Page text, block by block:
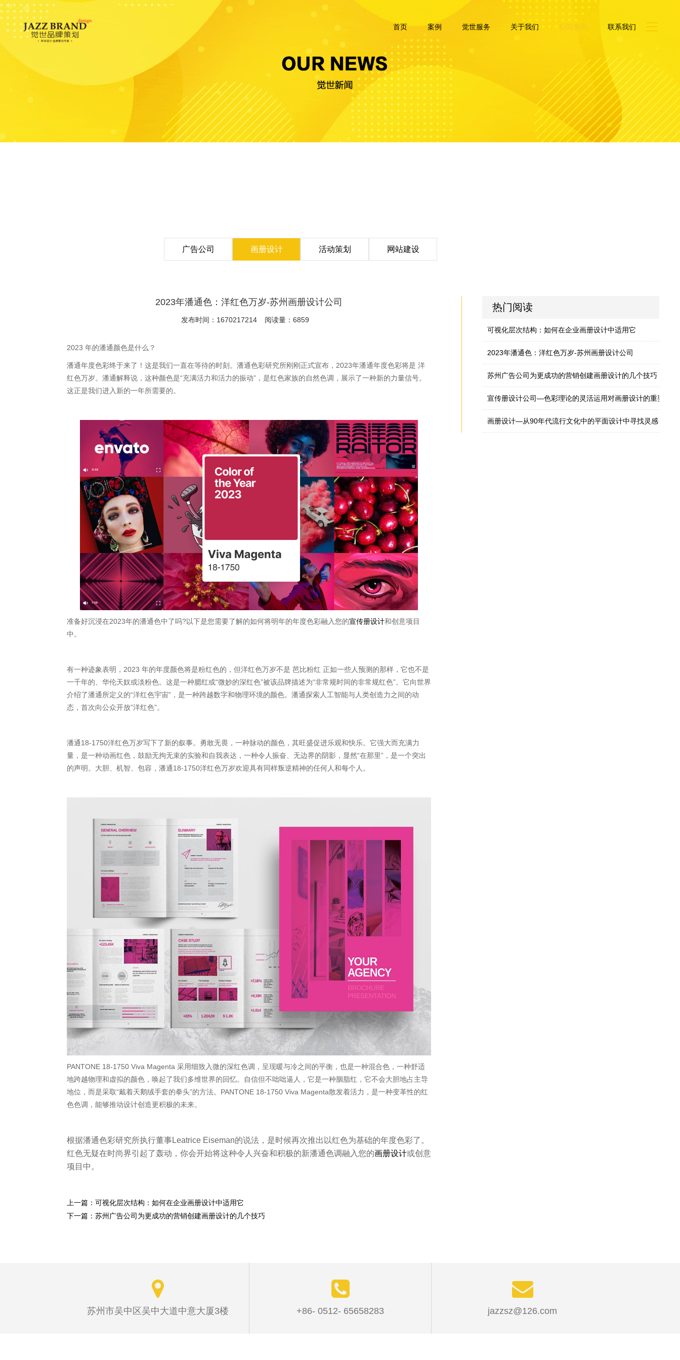
首页 案例 觉世服务 关于我们 新闻资讯 联系我们
广告公司 画册设计 活动策划 网站建设
2023年潘通色：洋红色万岁-苏州画册设计公司
发布时间：1670217214 阅读量：6859
2023 年的潘通颜色是什么？
潘通年度色彩终于来了！这是我们一直在等待的时刻。潘通色彩研究所刚刚正式宣布，2023年潘通年度色彩将是 洋
红色万岁。潘通解释说，这种颜色是“充满活力和活力的振动”，是红色家族的自然色调，展示了一种新的力量信号。
这正是我们进入新的一年所需要的。
准备好沉浸在2023年的潘通色中了吗?以下是您需要了解的如何将明年的年度色彩融入您的宣传册设计和创意项目
中。
有一种迹象表明，2023 年的年度颜色将是粉红色的，但洋红色万岁不是 芭比粉红 正如一些人预测的那样，它也不是
一千年的、华伦天奴或淡粉色。这是一种腮红或“微妙的深红色”被该品牌描述为“非常规时间的非常规红色”。它向世界
介绍了潘通所定义的“洋红色宇宙”，是一种跨越数字和物理环境的颜色。潘通探索人工智能与人类创造力之间的动
态，首次向公众开放”洋红色”。
潘通18-1750洋红色万岁写下了新的叙事。勇敢无畏，一种脉动的颜色，其旺盛促进乐观和快乐。它强大而充满力
量，是一种动画红色，鼓励无拘无束的实验和自我表达，一种令人振奋、无边界的阴影，显然“在那里”，是一个突出
的声明。大胆、机智、包容，潘通18-1750洋红色万岁欢迎具有同样叛逆精神的任何人和每个人。
PANTONE 18-1750 Viva Magenta 采用细致入微的深红色调，呈现暖与冷之间的平衡，也是一种混合色，一种舒适
地跨越物理和虚拟的颜色，唤起了我们多维世界的回忆。自信但不咄咄逼人，它是一种胭脂红，它不会大胆地占主导
地位，而是采取“戴着天鹅绒手套的拳头”的方法。PANTONE 18-1750 Viva Magenta散发着活力，是一种变革性的红
色色调，能够推动设计创造更积极的未来。
根据潘通色彩研究所执行董事Leatrice Eiseman的说法，是时候再次推出以红色为基础的年度色彩了。
红色无疑在时尚界引起了轰动，你会开始将这种令人兴奋和积极的新潘通色调融入您的画册设计或创意
项目中。
上一篇：可视化层次结构：如何在企业画册设计中适用它
下一篇：苏州广告公司为更成功的营销创建画册设计的几个技巧
热门阅读
可视化层次结构：如何在企业画册设计中适用它
2023年潘通色：洋红色万岁-苏州画册设计公司
苏州广告公司为更成功的营销创建画册设计的几个技巧
宣传册设计公司—色彩理论的灵活运用对画册设计的重要性
画册设计—从90年代流行文化中的平面设计中寻找灵感
苏州市吴中区吴中大道中意大厦3楼 +86- 0512- 65658283 jazzsz@126.com